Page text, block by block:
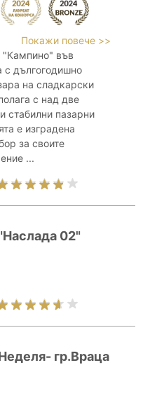
Покажи повече >>
във
с дългогодишно
на сладкарски
с над две
стабилни пазарни
е изградена
за своите
...
02"
гр.Враца